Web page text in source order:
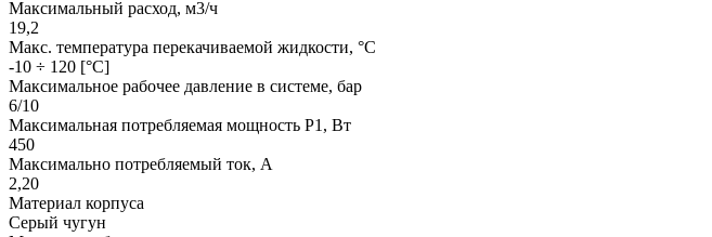
Максимальный расход, м3/ч
19,2
Макс. температура перекачиваемой жидкости, °C
-10 ÷ 120 [°C]
Максимальное рабочее давление в системе, бар
6/10
Максимальная потребляемая мощность Р1, Вт
450
Максимально потребляемый ток, А
2,20
Материал корпуса
Серый чугун